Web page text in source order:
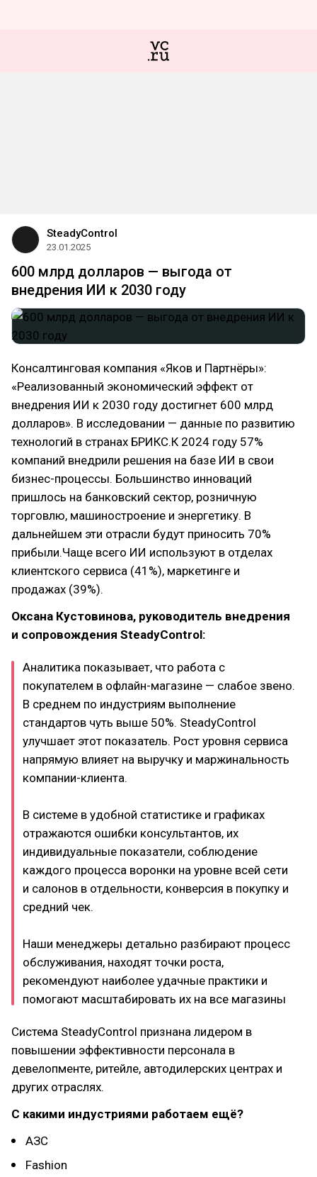
SteadyControl
23.01.2025
600 млрд долларов — выгода от
внедрения ИИ к 2030 году
Консалтинговая компания «Яков и Партнёры»:
«Реализованный экономический эффект от
внедрения ИИ к 2030 году достигнет 600 млрд
долларов». В исследовании — данные по развитию
технологий в странах БРИКС.К 2024 году 57%
компаний внедрили решения на базе ИИ в свои
бизнес-процессы. Большинство инноваций
пришлось на банковский сектор, розничную
торговлю, машиностроение и энергетику. В
дальнейшем эти отрасли будут приносить 70%
прибыли.Чаще всего ИИ используют в отделах
клиентского сервиса (41%), маркетинге и
продажах (39%).
Оксана Кустовинова, руководитель внедрения
и сопровождения SteadyControl:
Аналитика показывает, что работа с
покупателем в офлайн-магазине — слабое звено.
В среднем по индустриям выполнение
стандартов чуть выше 50%. SteadyControl
улучшает этот показатель. Рост уровня сервиса
напрямую влияет на выручку и маржинальность
компании-клиента.
В системе в удобной статистике и графиках
отражаются ошибки консультантов, их
индивидуальные показатели, соблюдение
каждого процесса воронки на уровне всей сети
и салонов в отдельности, конверсия в покупку и
средний чек.
Наши менеджеры детально разбирают процесс
обслуживания, находят точки роста,
рекомендуют наиболее удачные практики и
помогают масштабировать их на все магазины
Система SteadyControl признана лидером в
повышении эффективности персонала в
девелопменте, ритейле, автодилерских центрах и
других отраслях.
С какими индустриями работаем ещё?
АЗС
Fashion